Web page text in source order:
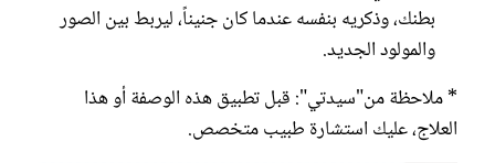
بطنك، وذكريه بنفسه عندما كان جنيناً، ليربط بين الصور
والمولود الجديد.
* ملاحظة من"سيدتي": قبل تطبيق هذه الوصفة أو هذا
العلاج، عليك استشارة طبيب متخصص.